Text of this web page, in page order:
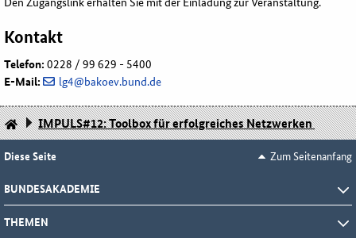
Kontakt
Telefon: 0228 / 99 629 - 5400
E-Mail:
lg4@bakoev.bund.de
IMPULS#12: Toolbox für erfolgreiches Netzwerken
Diese Seite Zum Seitenanfang
BUNDESAKADEMIE
THEMEN